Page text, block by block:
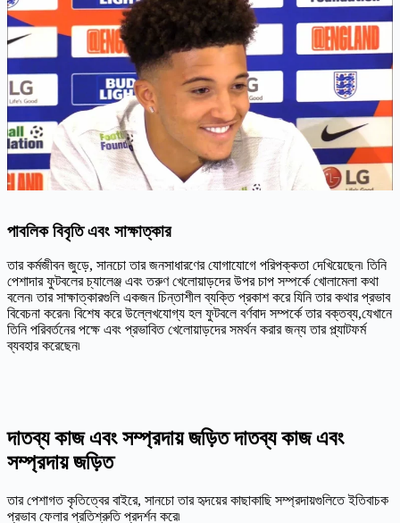
পাবলিক বিবৃতি এবং সাক্ষাত্কার
তার কর্মজীবন জুড়ে, সানচো তার জনসাধারণের যোগাযোগে পরিপক্কতা দেখিয়েছেন৷ তিনি
পেশাদার ফুটবলের চ্যালেঞ্জ এবং তরুণ খেলোয়াড়দের উপর চাপ সম্পর্কে খোলামেলা কথা
বলেন৷ তার সাক্ষাত্কারগুলি একজন চিন্তাশীল ব্যক্তি প্রকাশ করে যিনি তার কথার প্রভাব
বিবেচনা করেন৷ বিশেষ করে উল্লেখযোগ্য হল ফুটবলে বর্ণবাদ সম্পর্কে তার বক্তব্য,যেখানে
তিনি পরিবর্তনের পক্ষে এবং প্রভাবিত খেলোয়াড়দের সমর্থন করার জন্য তার প্ল্যাটফর্ম
ব্যবহার করেছেন৷
দাতব্য কাজ এবং সম্প্রদায় জড়িত দাতব্য কাজ এবং
সম্প্রদায় জড়িত
তার পেশাগত কৃতিত্বের বাইরে, সানচো তার হৃদয়ের কাছাকাছি সম্প্রদায়গুলিতে ইতিবাচক
প্রভাব ফেলার প্রতিশ্রুতি প্রদর্শন করে৷